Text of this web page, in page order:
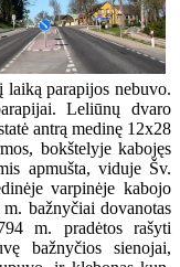
laiką parapijos nebuvo.
Leliūnų dvaro
antrą medinę 12x28
bokštelyje kabojęs
apmušta, viduje Šv.
varpinėje kabojo
bažnyčiai dovanotas
m. pradėtos rašyti
bažnyčios sienojai,